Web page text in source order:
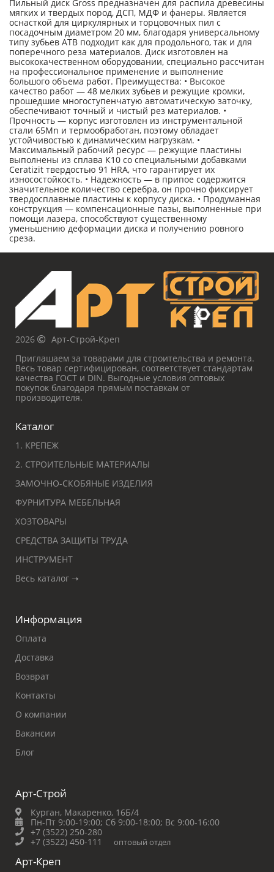
Пильный диск Gross предназначен для распила древесины
мягких и твердых пород, ДСП, МДФ и фанеры. Является
оснасткой для циркулярных и торцовочных пил с
посадочным диаметром 20 мм, благодаря универсальному
типу зубьев АТВ подходит как для продольного, так и для
поперечного реза материалов. Диск изготовлен на
высококачественном оборудовании, специально рассчитан
на профессиональное применение и выполнение
большого объема работ. Преимущества: • Высокое
качество работ — 48 мелких зубьев и режущие кромки,
прошедшие многоступенчатую автоматическую заточку,
обеспечивают точный и чистый рез материалов. •
Прочность — корпус изготовлен из инструментальной
стали 65Mn и термообработан, поэтому обладает
устойчивостью к динамическим нагрузкам. •
Максимальный рабочий ресурс — режущие пластины
выполнены из сплава К10 со специальными добавками
Ceratizit твердостью 91 HRА, что гарантирует их
износостойкость. • Надежность — в припое содержится
значительное количество серебра, он прочно фиксирует
твердосплавные пластины к корпусу диска. • Продуманная
конструкция — компенсационные пазы, выполненные при
помощи лазера, способствуют существенному
уменьшению деформации диска и получению ровного
среза.
2026
Арт-Строй-Креп
Приглашаем за товарами для строительства и ремонта.
Весь товар сертифицирован, соответствует стандартам
качества ГОСТ и DIN. Выгодные условия оптовых
покупок благодаря прямым поставкам от
производителя.
Каталог
1. КРЕПЕЖ
2. СТРОИТЕЛЬНЫЕ МАТЕРИАЛЫ
ЗАМОЧНО-СКОБЯНЫЕ ИЗДЕЛИЯ
ФУРНИТУРА МЕБЕЛЬНАЯ
ХОЗТОВАРЫ
СРЕДСТВА ЗАЩИТЫ ТРУДА
ИНСТРУМЕНТ
Весь каталог ➝
Информация
Оплата
Доставка
Возврат
Контакты
О компании
Вакансии
Блог
Арт-Строй
Курган, Макаренко, 16Б/4
Пн-Пт 9:00-19:00; Сб 9:00-18:00; Вс 9:00-16:00
+7 (3522) 250-280
+7 (3522) 450-111
оптовый отдел
Арт-Креп